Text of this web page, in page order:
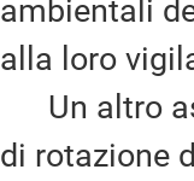
ambientali
alla loro
Un altro
di rotazione